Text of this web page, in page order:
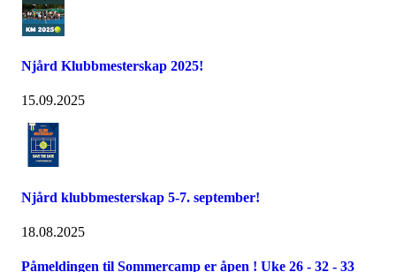
Njård Klubbmesterskap 2025!
15.09.2025
Njård klubbmesterskap 5-7. september!
18.08.2025
Påmeldingen til Sommercamp er åpen ! Uke 26 - 32 - 33